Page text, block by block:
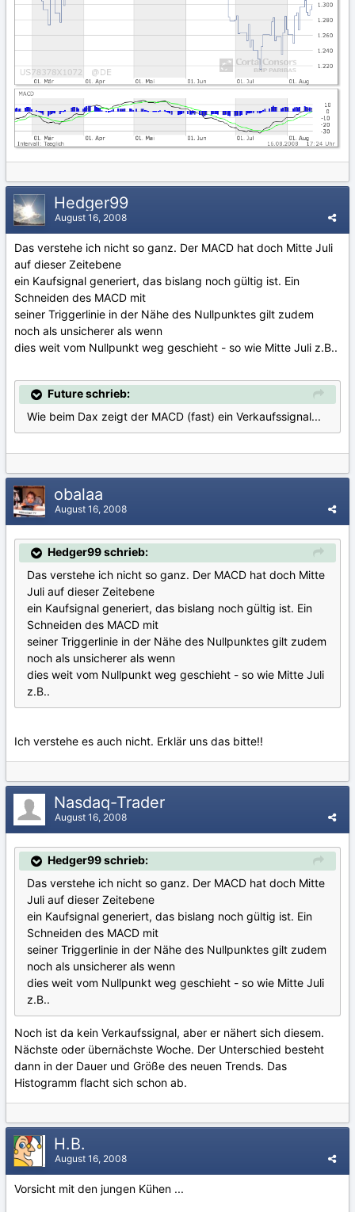
Hedger99
August 16, 2008
Das verstehe ich nicht so ganz. Der MACD hat doch Mitte Juli
auf dieser Zeitebene
ein Kaufsignal generiert, das bislang noch gültig ist. Ein
Schneiden des MACD mit
seiner Triggerlinie in der Nähe des Nullpunktes gilt zudem
noch als unsicherer als wenn
dies weit vom Nullpunkt weg geschieht - so wie Mitte Juli z.B..
Future schrieb:
Wie beim Dax zeigt der MACD (fast) ein Verkaufssignal...
obalaa
August 16, 2008
Hedger99 schrieb:
Das verstehe ich nicht so ganz. Der MACD hat doch Mitte
Juli auf dieser Zeitebene
ein Kaufsignal generiert, das bislang noch gültig ist. Ein
Schneiden des MACD mit
seiner Triggerlinie in der Nähe des Nullpunktes gilt zudem
noch als unsicherer als wenn
dies weit vom Nullpunkt weg geschieht - so wie Mitte Juli
z.B..
Ich verstehe es auch nicht. Erklär uns das bitte!!
Nasdaq-Trader
August 16, 2008
Hedger99 schrieb:
Das verstehe ich nicht so ganz. Der MACD hat doch Mitte
Juli auf dieser Zeitebene
ein Kaufsignal generiert, das bislang noch gültig ist. Ein
Schneiden des MACD mit
seiner Triggerlinie in der Nähe des Nullpunktes gilt zudem
noch als unsicherer als wenn
dies weit vom Nullpunkt weg geschieht - so wie Mitte Juli
z.B..
Noch ist da kein Verkaufssignal, aber er nähert sich diesem.
Nächste oder übernächste Woche. Der Unterschied besteht
dann in der Dauer und Größe des neuen Trends. Das
Histogramm flacht sich schon ab.
H.B.
August 16, 2008
Vorsicht mit den jungen Kühen ...